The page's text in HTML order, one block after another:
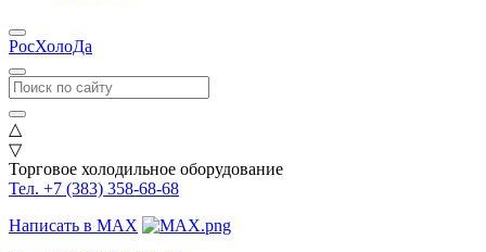
РосХолоДа
△
▽
Торговое холодильное оборудование
Тел. +7 (383) 358-68-68
Написать в MAX